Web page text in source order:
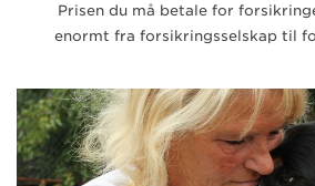
Prisen du må betale for
enormt fra forsikringsselskap til